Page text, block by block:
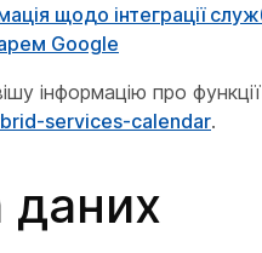
щодо інтеграції
Google
інформацію про
services-calendar.
даних